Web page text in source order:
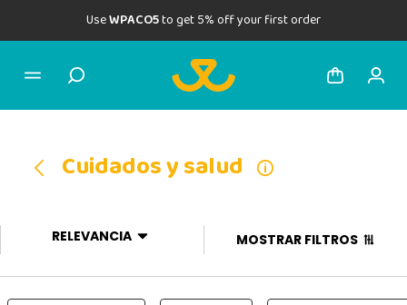
UseWPACO5to get 5% off your first order
Cuidados y salud
RELEVANCIA MOSTRAR FILTROS